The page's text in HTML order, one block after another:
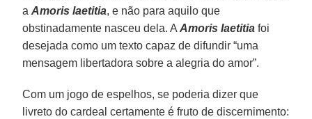
aAmoris laetitia, e não para aquilo que
obstinadamente nasceu dela. AAmoris laetitia foi
desejada como um texto capaz de difundir “uma
mensagem libertadora sobre a alegria do amor”.
Com um jogo de espelhos, se poderia dizer que
livreto do cardeal certamente é fruto de discernimento: